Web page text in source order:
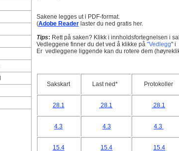
Sakene legges ut i PDF-format.
(Adobe Readerlaster du ned gratis her.
Tips: Rett på saken? Klikk i innholdsfortegnelsen i
Vedleggene finner du det ved å klikke på "Vedlegg" i
Er vedleggene liggende kan du rotere dem
Sakskart Last ned* Protokoller
28.1 28.1 28.1
4.3 4.3 4.3
15.4 15.4 15.4